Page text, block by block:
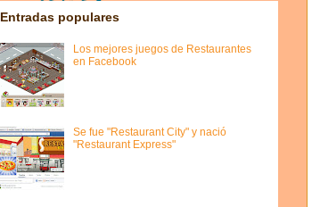
Entradas populares
Los mejores juegos de Restaurantes
en Facebook
Se fue "Restaurant City" y nació
"Restaurant Express"